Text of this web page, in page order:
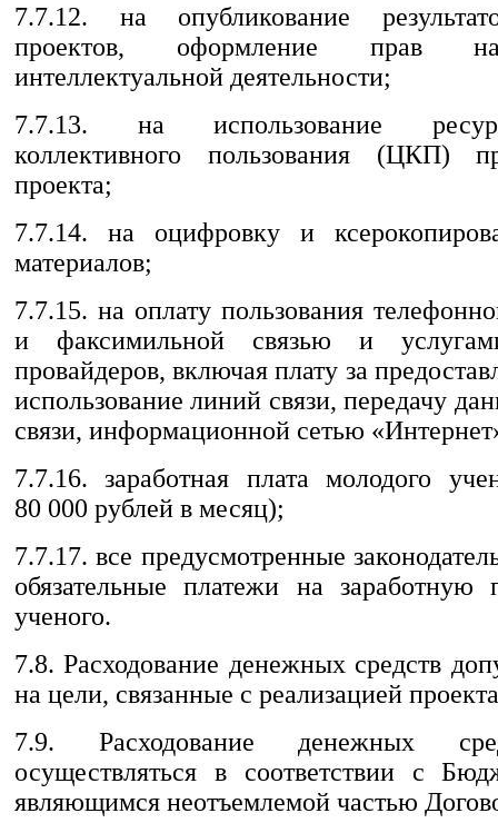
7.7.12. на опубликование
проектов, оформление прав на
интеллектуальной деятельности;
7.7.13. на использование
коллективного пользования (ЦКП)
проекта;
7.7.14. на оцифровку и
материалов;
7.7.15. на оплату пользования
и факсимильной связью и
провайдеров, включая плату за
использование линий связи, передачу
связи, информационной сетью
7.7.16. заработная плата молодого
80 000 рублей в месяц);
7.7.17. все предусмотренные
обязательные платежи на заработную
ученого.
7.8. Расходование денежных средств
на цели, связанные с реализацией
7.9. Расходование денежных
осуществляться в соответствии с
являющимся неотъемлемой частью